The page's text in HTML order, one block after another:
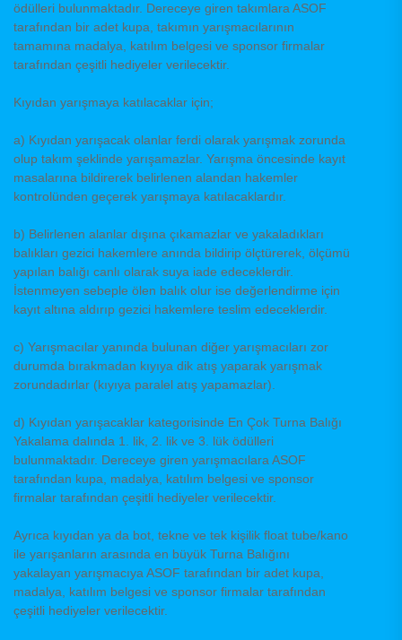
ödülleri bulunmaktadır. Dereceye giren takımlara ASOF
tarafından bir adet kupa, takımın yarışmacılarının
tamamına madalya, katılım belgesi ve sponsor firmalar
tarafından çeşitli hediyeler verilecektir.
Kıyıdan yarışmaya katılacaklar için;
a) Kıyıdan yarışacak olanlar ferdi olarak yarışmak zorunda
olup takım şeklinde yarışamazlar. Yarışma öncesinde kayıt
masalarına bildirerek belirlenen alandan hakemler
kontrolünden geçerek yarışmaya katılacaklardır.
b) Belirlenen alanlar dışına çıkamazlar ve yakaladıkları
balıkları gezici hakemlere anında bildirip ölçtürerek, ölçümü
yapılan balığı canlı olarak suya iade edeceklerdir.
İstenmeyen sebeple ölen balık olur ise değerlendirme için
kayıt altına aldırıp gezici hakemlere teslim edeceklerdir.
c) Yarışmacılar yanında bulunan diğer yarışmacıları zor
durumda bırakmadan kıyıya dik atış yaparak yarışmak
zorundadırlar (kıyıya paralel atış yapamazlar).
d) Kıyıdan yarışacaklar kategorisinde En Çok Turna Balığı
Yakalama dalında 1. lik, 2. lik ve 3. lük ödülleri
bulunmaktadır. Dereceye giren yarışmacılara ASOF
tarafından kupa, madalya, katılım belgesi ve sponsor
firmalar tarafından çeşitli hediyeler verilecektir.
Ayrıca kıyıdan ya da bot, tekne ve tek kişilik float tube/kano
ile yarışanların arasında en büyük Turna Balığını
yakalayan yarışmacıya ASOF tarafından bir adet kupa,
madalya, katılım belgesi ve sponsor firmalar tarafından
çeşitli hediyeler verilecektir.